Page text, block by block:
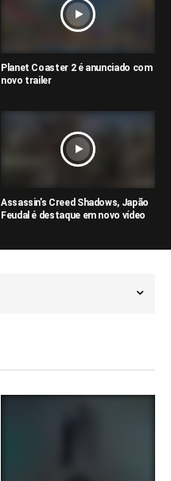
Planet Coaster 2 é anunciado com
novo trailer
Assassin’s Creed Shadows, Japão
Feudal é destaque em novo vídeo